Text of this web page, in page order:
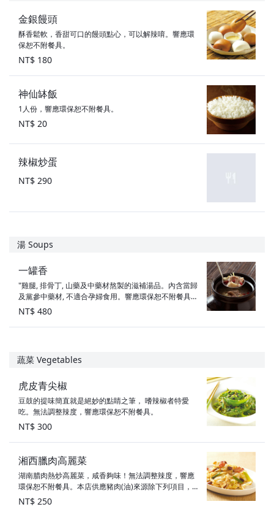
金銀饅頭
酥香鬆軟，香甜可口的饅頭點心，可以解辣唷。響應環
保恕不附餐具。
NT$ 180
神仙缽飯
1人份，響應環保恕不附餐具。
NT$ 20
辣椒炒蛋
NT$ 290
湯 Soups
一罐香
"雞腿, 排骨丁, 山藥及中藥材熬製的滋補湯品。內含當歸
及黨參中藥材, 不適合孕婦食用。響應環保恕不附餐具。
本店供應豬肉(油)來源除下列項目，其餘豬肉與豬可食用
部位原產地為：台灣、滷大腸：義大利（不含萊克多巴
胺） "
NT$ 480
蔬菜 Vegetables
虎皮青尖椒
豆鼓的提味簡直就是絕妙的點睛之筆， 嗜辣椒者特愛
吃。無法調整辣度，響應環保恕不附餐具。
NT$ 300
湘西臘肉高麗菜
湖南腊肉熱炒高麗菜，咸香夠味！無法調整辣度，響應
環保恕不附餐具。本店供應豬肉(油)來源除下列項目，其
餘豬肉與豬可食用部位原產地為：台灣、滷大腸：義大
利（不含萊克多巴胺）
NT$ 250